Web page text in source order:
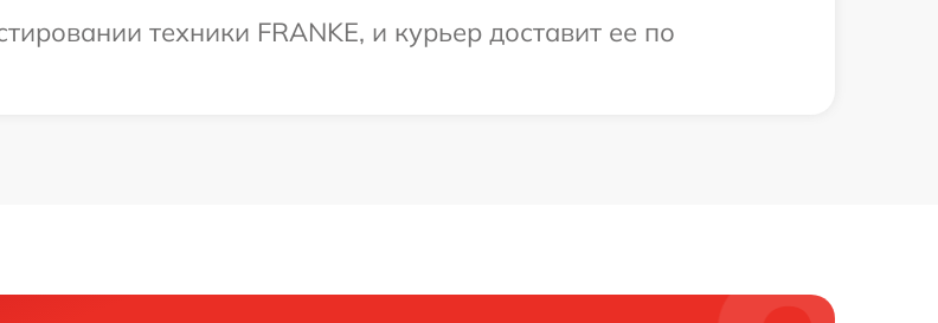
техники FRANKE, и курьер доставит ее по